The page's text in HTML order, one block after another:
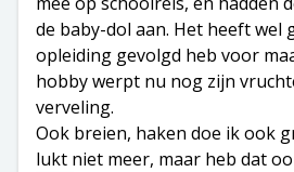
de baby-dol aan. Het heeft wel
opleiding gevolgd heb voor
hobby werpt nu nog zijn
verveling.
Ook breien, haken doe ik ook
lukt niet meer, maar heb dat